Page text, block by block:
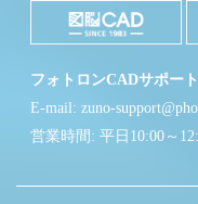
フォトロンCADサポー
E-mail: zuno-
営業時間: 平日10:00～